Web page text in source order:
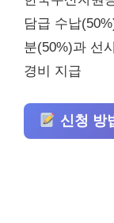
담급 수납
분(50%)과 선
경비 지급
신청 방